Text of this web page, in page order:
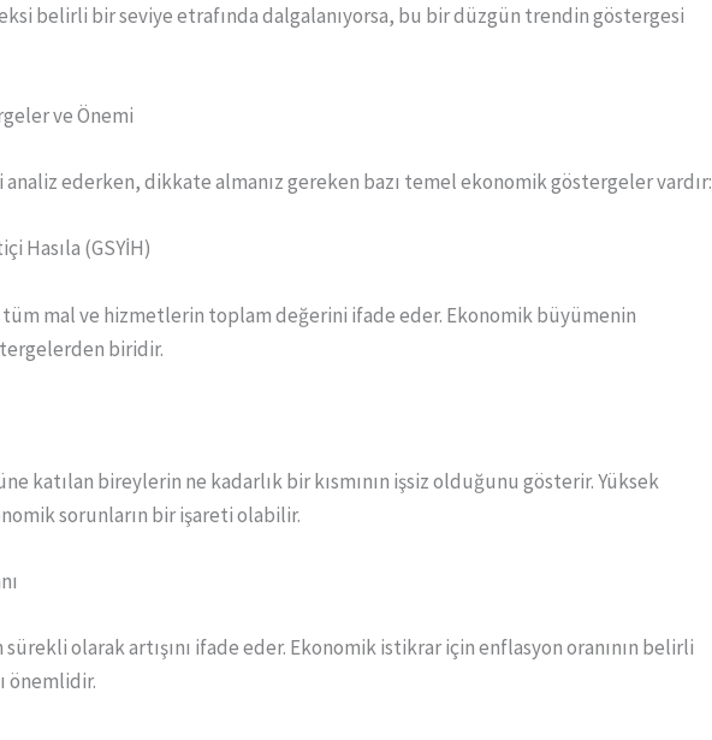
belirli bir seviye etrafında dalgalanıyorsa, bu bir düzgün trendin göstergesi
ve Önemi
ederken, dikkate almanız gereken bazı temel ekonomik göstergeler vardır:
Hasıla (GSYİH)
mal ve hizmetlerin toplam değerini ifade eder. Ekonomik büyümenin
biridir.
katılan bireylerin ne kadarlık bir kısmının işsiz olduğunu gösterir. Yüksek
sorunların bir işareti olabilir.
olarak artışını ifade eder. Ekonomik istikrar için enflasyon oranının belirli
önemlidir.